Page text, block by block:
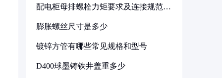
配电柜母排螺栓力矩要求及连接规范详
膨胀螺丝尺寸是多少
镀锌方管有哪些常见规格和型号
D400球墨铸铁井盖重多少